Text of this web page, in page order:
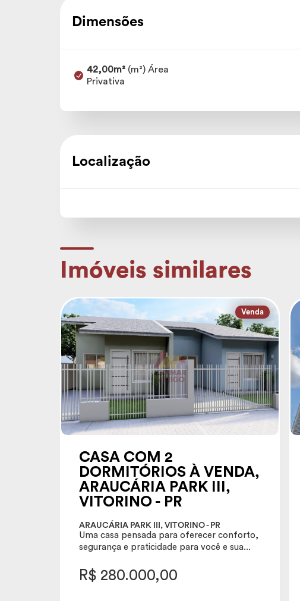
Dimensões
42,00m² (m²) Área
Privativa
Localização
Imóveis similares
Venda
CASA COM 2
DORMITÓRIOS À VENDA,
ARAUCÁRIA PARK III,
VITORINO - PR
ARAUCÁRIA PARK III, VITORINO - PR
Uma casa pensada para oferecer conforto,
segurança e praticidade para você e sua...
R$ 280.000,00